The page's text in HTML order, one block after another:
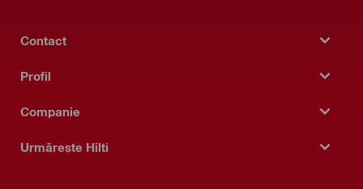
Contact
Profil
Companie
Urmărește Hilti